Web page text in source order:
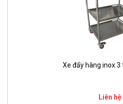
Xe đẩy hàng inox 3
Liên hệ